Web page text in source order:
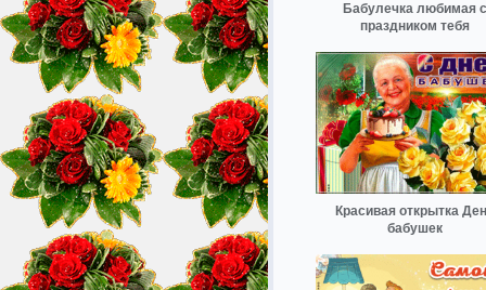
Бабулечка любимая с
праздником тебя
Красивая открытка
бабушек